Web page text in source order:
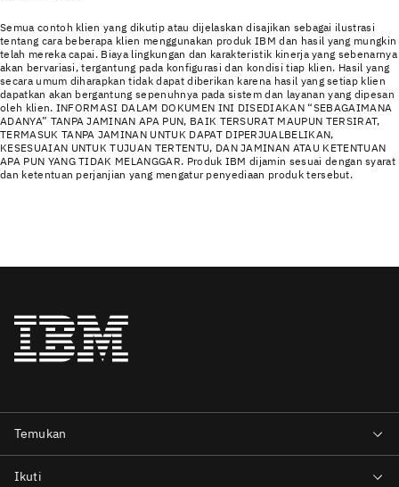
Semua contoh klien yang dikutip atau dijelaskan disajikan sebagai ilustrasi
tentang cara beberapa klien menggunakan produk IBM dan hasil yang mungkin
telah mereka capai. Biaya lingkungan dan karakteristik kinerja yang sebenarnya
akan bervariasi, tergantung pada konfigurasi dan kondisi tiap klien. Hasil yang
secara umum diharapkan tidak dapat diberikan karena hasil yang setiap klien
dapatkan akan bergantung sepenuhnya pada sistem dan layanan yang dipesan
oleh klien. INFORMASI DALAM DOKUMEN INI DISEDIAKAN “SEBAGAIMANA
ADANYA” TANPA JAMINAN APA PUN, BAIK TERSURAT MAUPUN TERSIRAT,
TERMASUK TANPA JAMINAN UNTUK DAPAT DIPERJUALBELIKAN,
KESESUAIAN UNTUK TUJUAN TERTENTU, DAN JAMINAN ATAU KETENTUAN
APA PUN YANG TIDAK MELANGGAR. Produk IBM dijamin sesuai dengan syarat
dan ketentuan perjanjian yang mengatur penyediaan produk tersebut.